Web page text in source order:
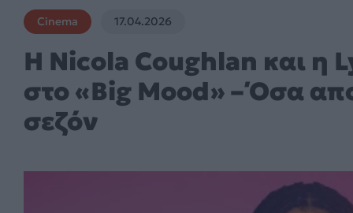
Cinema 17.04.2026
Η Nicola Coughlan και η
στο «Big Mood» – Όσα
σεζόν